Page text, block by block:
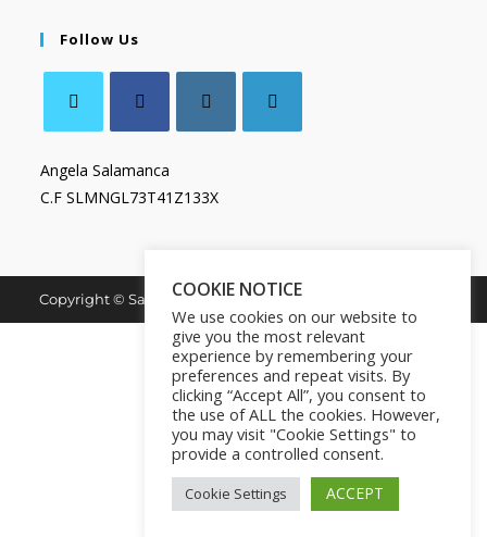
Follow Us
Angela Salamanca
C.F SLMNGL73T41Z133X
Copyright © Salamanca Book & Store. All Rights Reserved.
COOKIE NOTICE
We use cookies on our website to
give you the most relevant
experience by remembering your
preferences and repeat visits. By
clicking “Accept All”, you consent to
the use of ALL the cookies. However,
you may visit "Cookie Settings" to
provide a controlled consent.
Cookie Settings ACCEPT